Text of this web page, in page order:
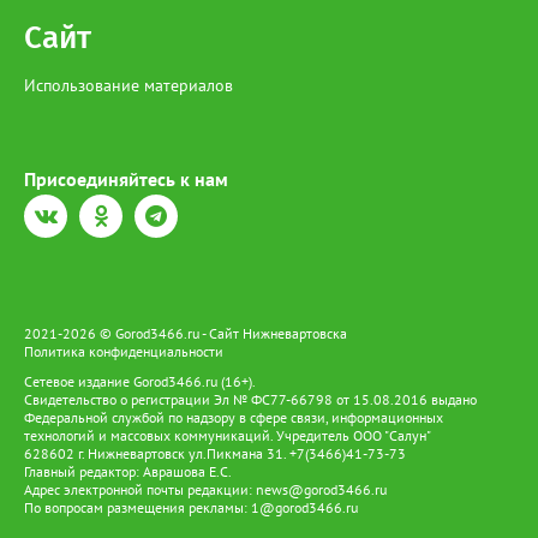
Сайт
Использование материалов
Присоединяйтесь к нам
2021-2026 © Gorod3466.ru - Сайт Нижневартовска
Политика конфиденциальности
Сетевое издание Gorod3466.ru (16+).
Свидетельство о регистрации Эл № ФС77-66798 от 15.08.2016 выдано
Федеральной службой по надзору в сфере связи, информационных
технологий и массовых коммуникаций. Учредитель ООО "Салун"
628602 г. Нижневартовск ул.Пикмана 31. +7(3466)41-73-73
Главный редактор: Аврашова Е.С.
Адрес электронной почты редакции: news@gorod3466.ru
По вопросам размещения рекламы: 1@gorod3466.ru